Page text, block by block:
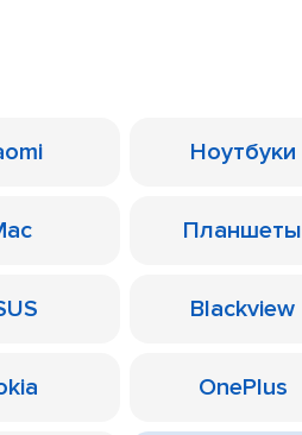
Ноутбуки
Планшеты
Blackview
OnePlus